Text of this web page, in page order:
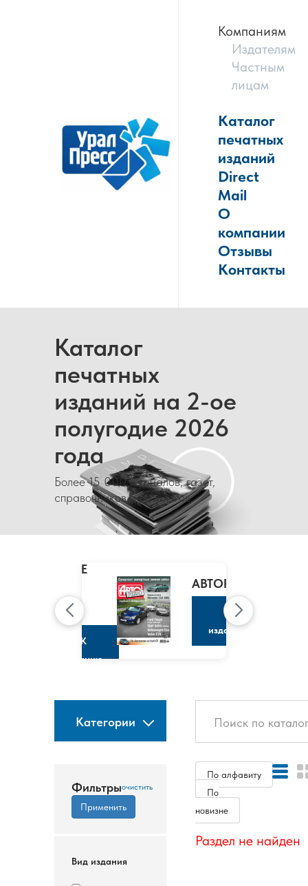
Компаниям
Издателям
Частным
лицам
Каталог
печатных
изданий
Direct
Mail
О
компании
Отзывы
Контакты
Каталог
печатных
изданий на 2-ое
полугодие 2026
года
Более 15 000 журналов, газет,
справочников и каталогов
CLAIRE
МАРИ
КЛЭР
К
изданию
АВТОРЕВЮ
К
изданию
Категории
Фильтры
Вид издания
По алфавиту
По
новизне
Раздел не найден